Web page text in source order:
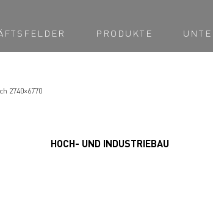
PRODUKTE
2740×6770
HOCH- UND INDUSTRIEBAU